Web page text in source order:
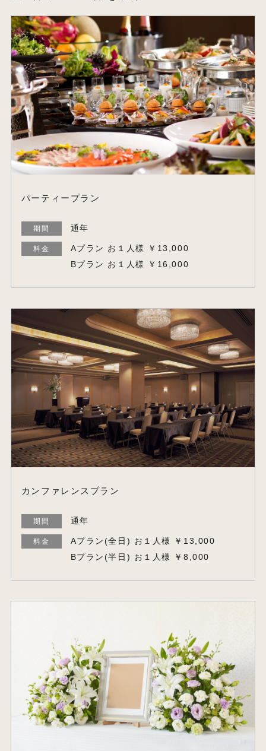
パーティープラン
期間 通年
料金
Aプラン お１人様 ￥13,000
Bプラン お１人様 ￥16,000
カンファレンスプラン
期間 通年
料金
Aプラン(全日) お１人様 ￥13,000
Bプラン(半日) お１人様 ￥8,000